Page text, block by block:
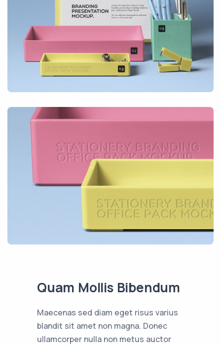
Quam Mollis Bibendum
Maecenas sed diam eget risus varius
blandit sit amet non magna. Donec
ullamcorper nulla non metus auctor